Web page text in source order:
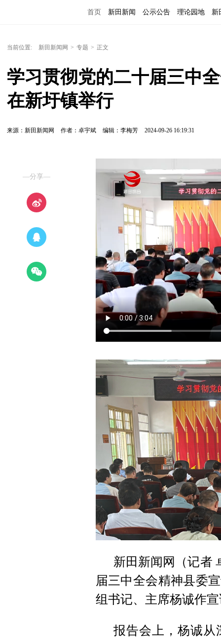
首页 新田新闻 公示公告 理论园地 新
当前位置: 新田新闻网 > 专题 > 正文
学习贯彻党的二十届三中
在新圩镇举行
来源：新田新闻网 作者：卓宇斌 编辑：李梅芳 2024-09-26 16:19:31
—分享—
新田新闻网（记者
届三中全会精神县委
组书记、主席杨诚作
报告会上，杨诚从